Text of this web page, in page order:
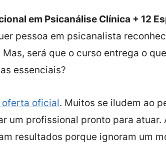
em Psicanálise Clínica + 12
pessoa em psicanalista
será que o curso entrega o
essenciais?
oferta oficial. Muitos se iludem ao
um profissional pronto para atuar.
resultados porque ignoram um